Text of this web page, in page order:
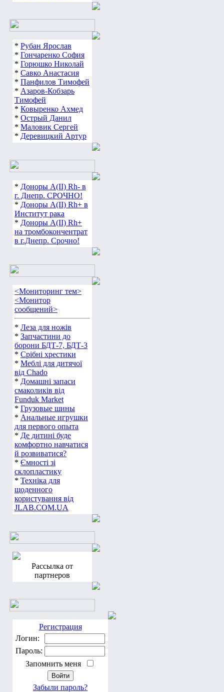
* Рубан Ярослав
* Гончаренко София
* Горюшко Николай
* Савко Анастасия
* Панфилов Тимофей
* Азаров-Кобзарь
Тимофей
* Ковыренко Ахмед
* Острый Данил
* Маловик Сергей
* Деревицкий Артур
* Доноры А(ІІ) Rh- в
г. Днепр. СРОЧНО!
* Доноры А(ІІ) Rh+ в
Институт рака
* Доноры А(ІІ) Rh+
на тромбокончентрат
в г.Днепр. Срочно!
<Мониторинг тем>
<Монитор
сообщений>
* Леза для ножів
* Запчастини до
борони БДТ-7, БДТ-3
* Срібні хрестики
* Меблі для дитячої
від Chado
* Домашні запаси
смаколиків від
Funduk Market
* Грузовые шины
* Анальные игрушки
для первого опыта
* Де дитині буде
комфортно навчатися
й розвиватися?
* Ємності зі
склопластику
* Техніка для
щоденного
користування від
JLAB.COM.UA
Рассылка от
партнеров
Регистрация
Логин:
Пароль:
Запомнить меня
Забыли пароль?